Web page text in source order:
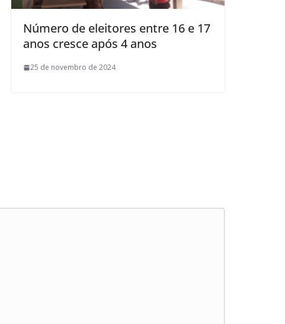
Número de eleitores entre 16 e 17
anos cresce após 4 anos
25 de novembro de 2024